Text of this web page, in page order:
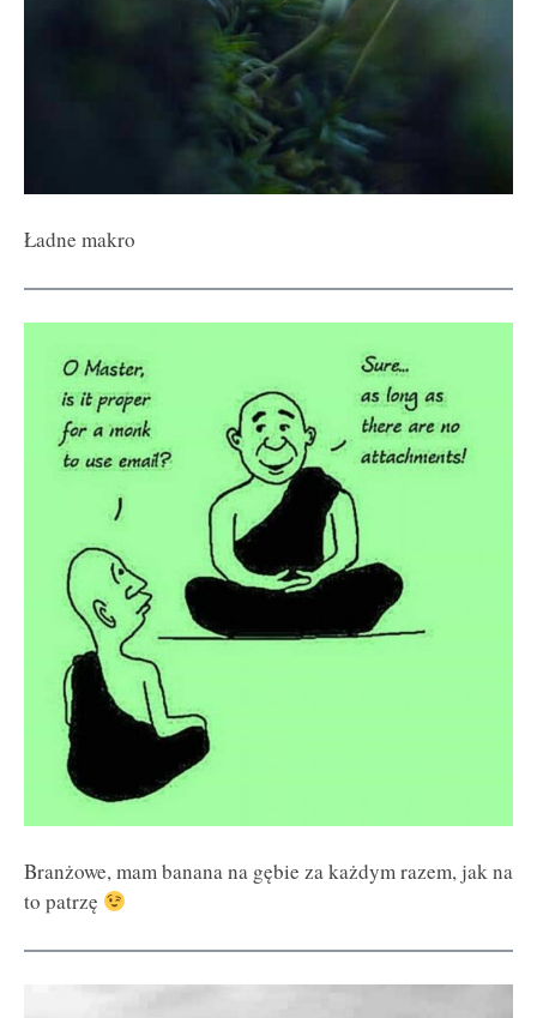
Ładne makro
Branżowe, mam banana na gębie za każdym razem, jak na
to patrzę